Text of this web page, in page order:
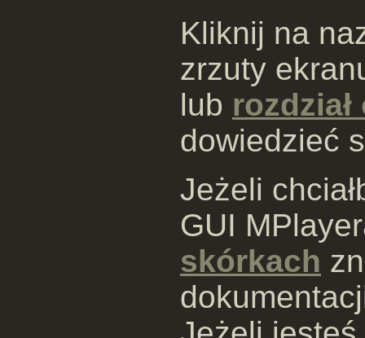
Kliknij na
zrzuty
lub rozdział
dowiedzieć
Jeżeli
GUI
skórkach